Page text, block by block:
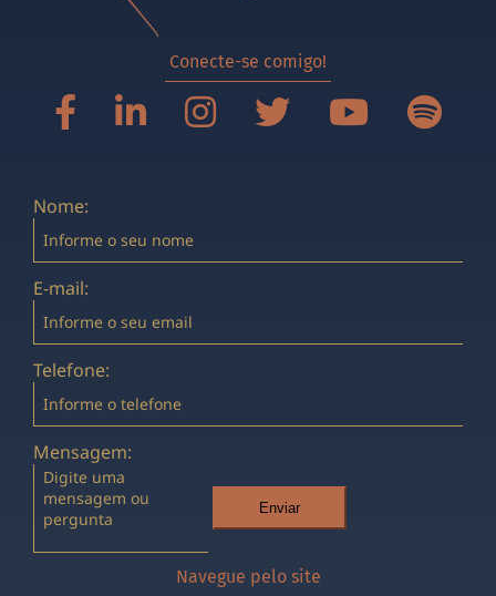
Conecte-se comigo!
Nome:
E-mail:
Telefone:
Mensagem:
Enviar
Navegue pelo site